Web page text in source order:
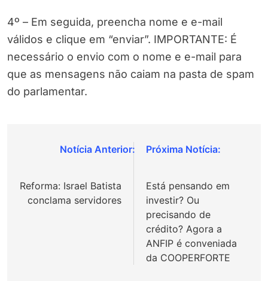
4º – Em seguida, preencha nome e e-mail
válidos e clique em “enviar”. IMPORTANTE: É
necessário o envio com o nome e e-mail para
que as mensagens não caiam na pasta de spam
do parlamentar.
Navegação
Post
Reforma: Israel Batista
conclama servidores
Está pensando em
investir? Ou
precisando de
crédito? Agora a
ANFIP é conveniada
da COOPERFORTE